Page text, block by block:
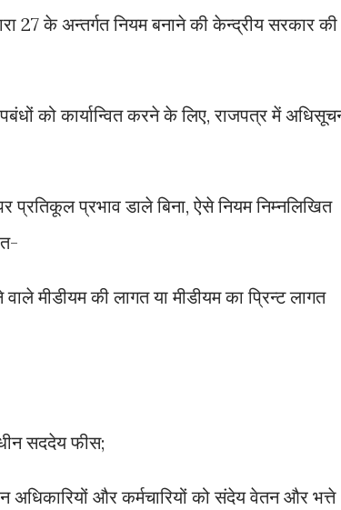
27 के अन्तर्गत नियम बनाने की केन्द्रीय सरकार की
को कार्यान्वित करने के लिए, राजपत्र में
प्रतिकूल प्रभाव डाले बिना, ऐसे नियम निम्नलिखित
मीडीयम की लागत या मीडीयम का प्रिन्ट लागत
सददेय फीस;
और कर्मचारियों को संदेय वेतन और भत्ते